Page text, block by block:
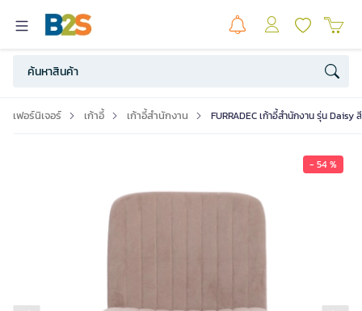
เฟอร์นิเจอร์ เก้าอี้ เก้าอี้สำนักงาน FURRADEC เก้าอี้สำนักงาน รุ่น Daisy
- 54 %